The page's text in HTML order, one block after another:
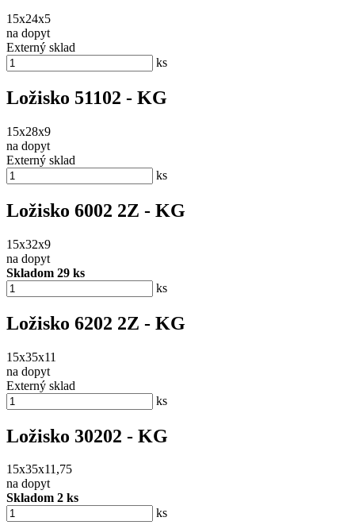
15x24x5
na dopyt
Externý sklad
ks
Ložisko 51102 - KG
15x28x9
na dopyt
Externý sklad
ks
Ložisko 6002 2Z - KG
15x32x9
na dopyt
Skladom 29 ks
ks
Ložisko 6202 2Z - KG
15x35x11
na dopyt
Externý sklad
ks
Ložisko 30202 - KG
15x35x11,75
na dopyt
Skladom 2 ks
ks